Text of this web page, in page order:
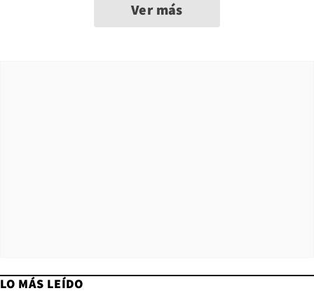
Ver más
LO MÁS LEÍDO